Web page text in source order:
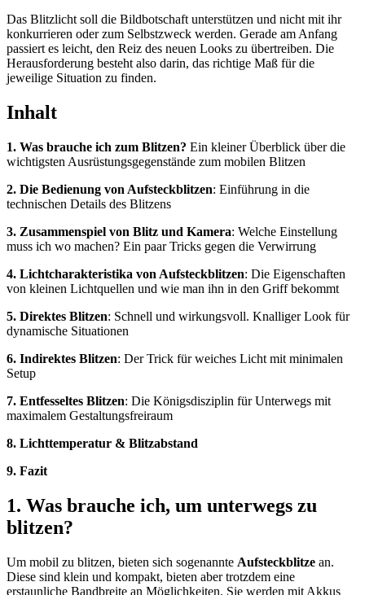
Das Blitzlicht soll die Bildbotschaft unterstützen und nicht mit ihr
konkurrieren oder zum Selbstzweck werden. Gerade am Anfang
passiert es leicht, den Reiz des neuen Looks zu übertreiben. Die
Herausforderung besteht also darin, das richtige Maß für die
jeweilige Situation zu finden.
Inhalt
1. Was brauche ich zum Blitzen? Ein kleiner Überblick über die
wichtigsten Ausrüstungsgegenstände zum mobilen Blitzen
2. Die Bedienung von Aufsteckblitzen: Einführung in die
technischen Details des Blitzens
3. Zusammenspiel von Blitz und Kamera: Welche Einstellung
muss ich wo machen? Ein paar Tricks gegen die Verwirrung
4. Lichtcharakteristika von Aufsteckblitzen: Die Eigenschaften
von kleinen Lichtquellen und wie man ihn in den Griff bekommt
5. Direktes Blitzen: Schnell und wirkungsvoll. Knalliger Look für
dynamische Situationen
6. Indirektes Blitzen: Der Trick für weiches Licht mit minimalen
Setup
7. Entfesseltes Blitzen: Die Königsdisziplin für Unterwegs mit
maximalem Gestaltungsfreiraum
8. Lichttemperatur & Blitzabstand
9. Fazit
1. Was brauche ich, um unterwegs zu
blitzen?
Um mobil zu blitzen, bieten sich sogenannte Aufsteckblitze an.
Diese sind klein und kompakt, bieten aber trotzdem eine
erstaunliche Bandbreite an Möglichkeiten. Sie werden mit Akkus